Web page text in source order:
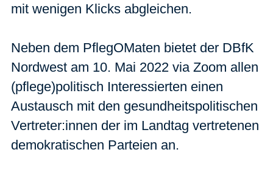
mit wenigen Klicks abgleichen.
Neben dem PflegOMaten bietet der DBfK
Nordwest am 10. Mai 2022 via Zoom allen
(pflege)politisch Interessierten einen
Austausch mit den gesundheitspolitischen
Vertreter:innen der im Landtag vertretenen
demokratischen Parteien an.